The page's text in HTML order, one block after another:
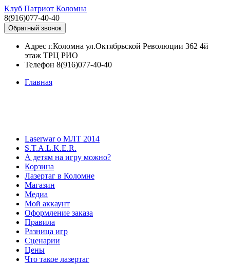
Клуб Патриот Коломна
8(916)077-40-40
Обратный звонок
Адрес г.Коломна ул.Октябрьской Революции 362 4й
этаж ТРЦ РИО
Телефон 8(916)077-40-40
Главная
Laserwar о МЛТ 2014
S.T.A.L.K.E.R.
А детям на игру можно?
Корзина
Лазертаг в Коломне
Магазин
Медиа
Мой аккаунт
Оформление заказа
Правила
Разница игр
Сценарии
Цены
Что такое лазертаг